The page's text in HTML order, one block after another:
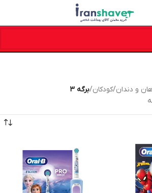
و دندان/کودکان/برگه 3